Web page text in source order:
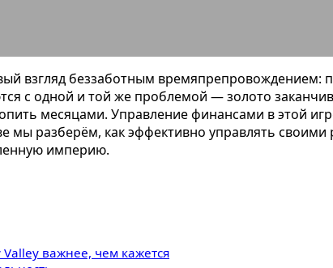
взгляд беззаботным времяпрепровождением:
с одной и той же проблемой — золото
месяцами. Управление финансами в этой
мы разберём, как эффективно управлять
империю.
важнее, чем кажется